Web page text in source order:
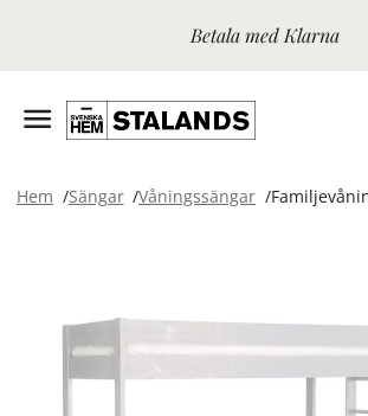
Betala med Klarna
Hem Sängar Våningssängar